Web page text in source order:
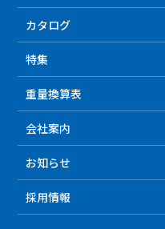
カタログ
特集
重量換算表
会社案内
お知らせ
採用情報